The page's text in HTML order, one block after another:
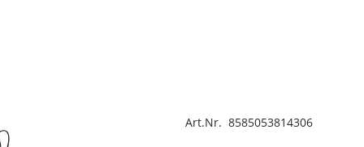
Art.Nr. 8585053814306